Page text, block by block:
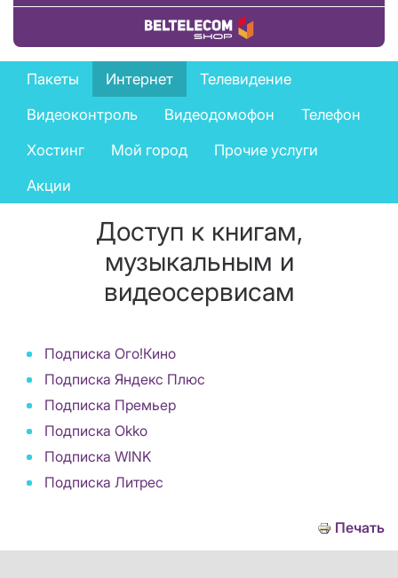
Купить товар
Private
services
menu
Пакеты Интернет
Телевидение
Видеоконтроль
Видеодомофон
Телефон
Хостинг
Мой город
Прочие услуги
Акции
Доступ к книгам,
музыкальным и
видеосервисам
Подписка Ого!Кино
Подписка Яндекс Плюс
Подписка Премьер
Подписка Okko
Подписка WINK
Подписка Литрес
Печать